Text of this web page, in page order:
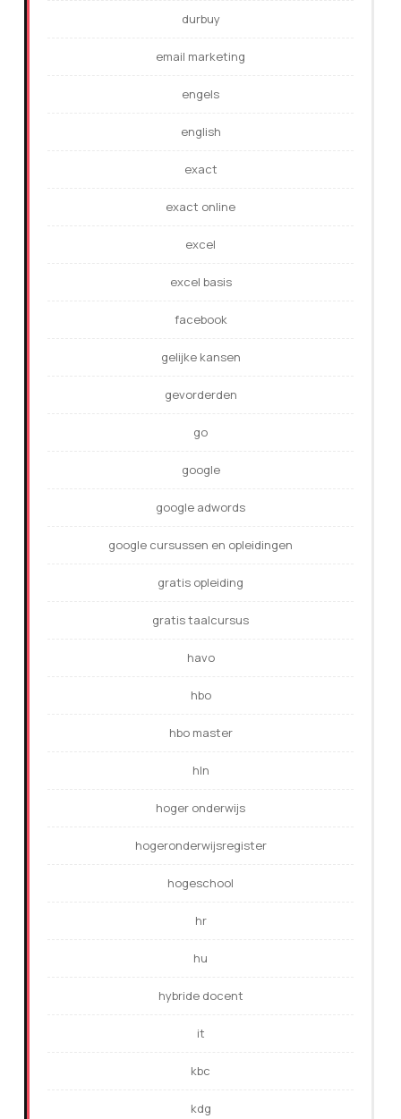
durbuy
email marketing
engels
english
exact
exact online
excel
excel basis
facebook
gelijke kansen
gevorderden
go
google
google adwords
google cursussen en opleidingen
gratis opleiding
gratis taalcursus
havo
hbo
hbo master
hln
hoger onderwijs
hogeronderwijsregister
hogeschool
hr
hu
hybride docent
it
kbc
kdg